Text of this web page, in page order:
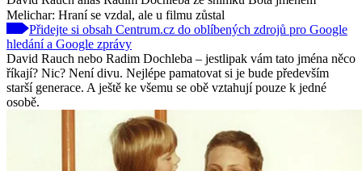
Melichar: Hraní se vzdal, ale u filmu zůstal
Přidejte si obsah Centrum.cz do oblíbených zdrojů pro Google
hledání a Google zprávy
David Rauch nebo Radim Dochleba – jestlipak vám tato jména něco
říkají? Nic? Není divu. Nejlépe pamatovat si je bude především
starší generace. A ještě ke všemu se obě vztahují pouze k jedné
osobě.